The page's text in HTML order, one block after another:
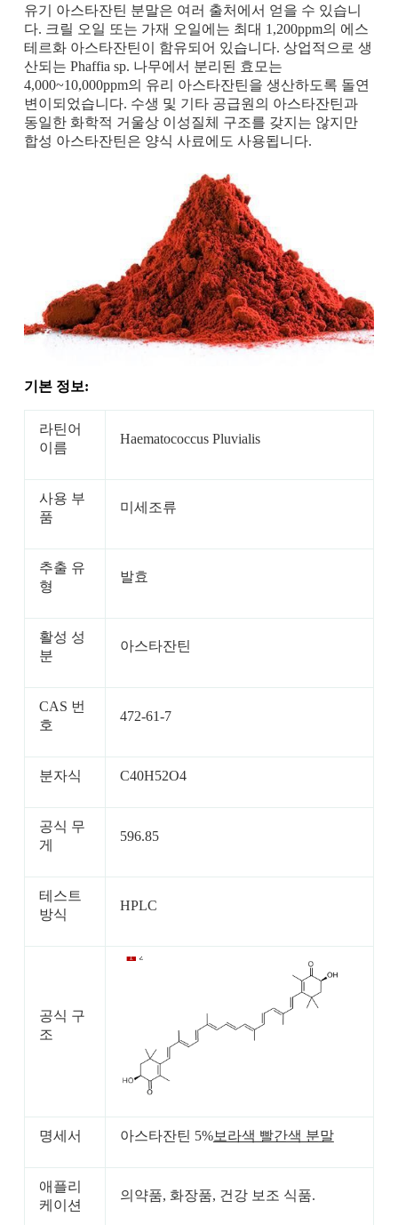
유기 아스타잔틴 분말은 여러 출처에서 얻을 수 있습니
다. 크릴 오일 또는 가재 오일에는 최대 1,200ppm의 에스
테르화 아스타잔틴이 함유되어 있습니다. 상업적으로 생
산되는 Phaffia sp. 나무에서 분리된 효모는
4,000~10,000ppm의 유리 아스타잔틴을 생산하도록 돌연
변이되었습니다. 수생 및 기타 공급원의 아스타잔틴과
동일한 화학적 거울상 이성질체 구조를 갖지는 않지만
합성 아스타잔틴은 양식 사료에도 사용됩니다.
기본 정보:
라틴어
이름
Haematococcus Pluvialis
사용 부
품
미세조류
추출 유
형
발효
활성 성
분
아스타잔틴
CAS 번
호
472-61-7
분자식 C40H52O4
공식 무
게
596.85
테스트
방식
HPLC
공식 구
조
명세서 아스타잔틴 5%보라색 빨간색 분말
애플리
케이션
의약품, 화장품, 건강 보조 식품.